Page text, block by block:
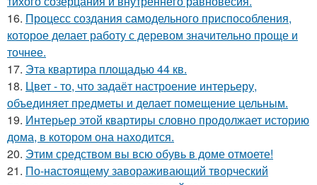
16. Процесс создания самодельного приспособления,
которое делает работу с деревом значительно проще и
точнее.
17. Эта квартира площадью 44 кв.
18. Цвет - то, что задаёт настроение интерьеру,
объединяет предметы и делает помещение цельным.
19. Интерьер этой квартиры словно продолжает историю
дома, в котором она находится.
20. Этим средством вы всю обувь в доме отмоете!
21. По-настоящему завораживающий творческий